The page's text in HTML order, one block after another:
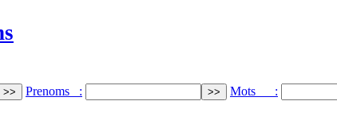
Prenoms : Mots :